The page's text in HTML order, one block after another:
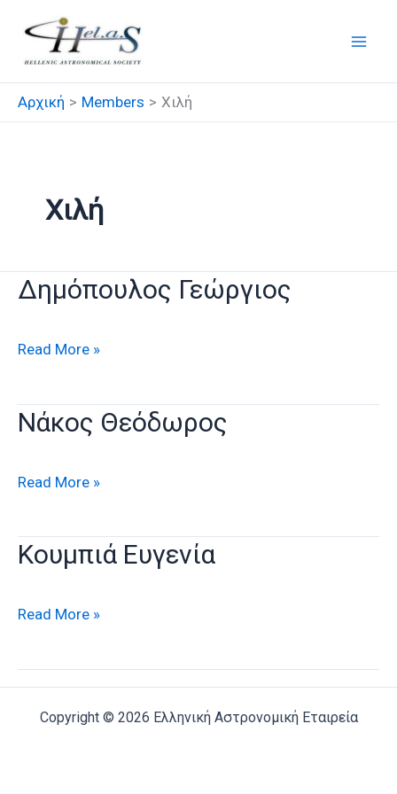
στο
περιεχόμενο
Αρχική Members Χιλή
Χιλή
Δημόπουλος Γεώργιος
Δημόπουλος
Read More »
Νάκος Θεόδωρος
Νάκος
Read More »
Κουμπιά Ευγενία
Κουμπιά
Read More »
Copyright © 2026 Ελληνική Αστρονομική Εταιρεία